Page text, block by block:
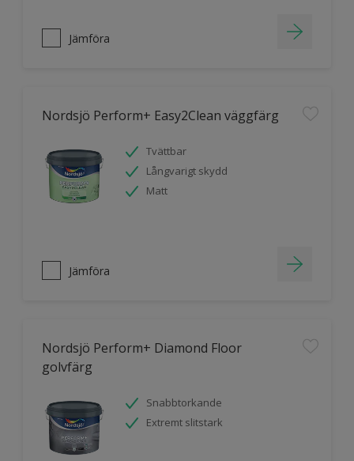
Jämföra
Nordsjö Perform+ Easy2Clean väggfärg
Tvättbar
Långvarigt skydd
Matt
Jämföra
Nordsjö Perform+ Diamond Floor
golvfärg
Snabbtorkande
Extremt slitstark